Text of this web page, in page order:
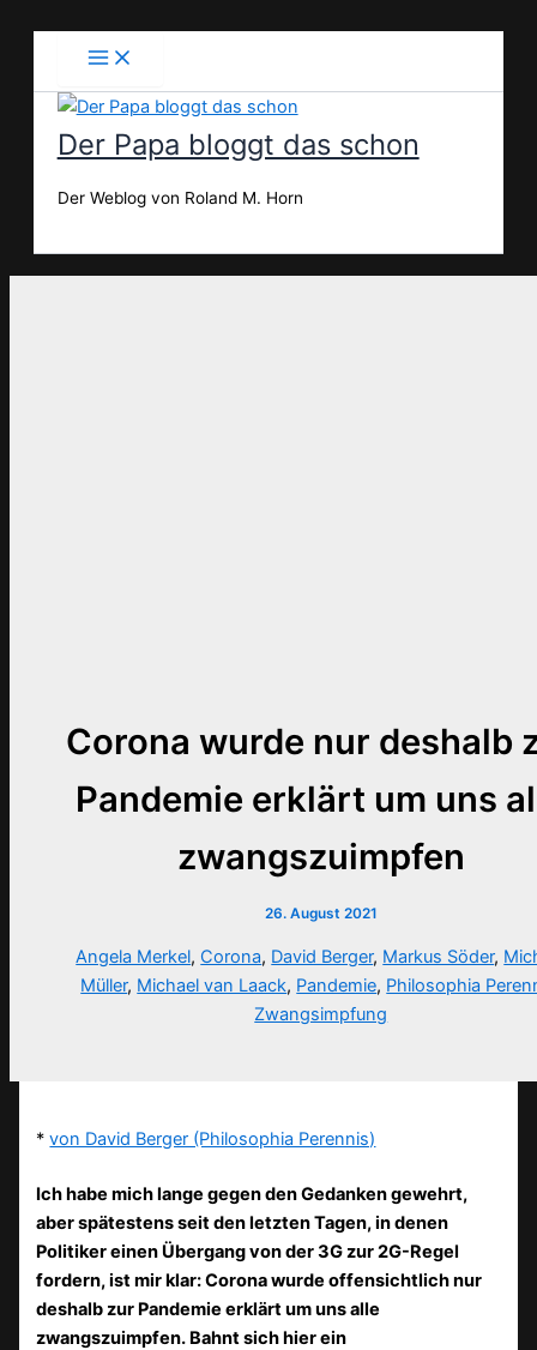
Der Papa bloggt das schon
Der Weblog von Roland M. Horn
Corona wurde nur deshalb
Pandemie erklärt um uns
zwangszuimpfen
26. August 2021
Angela Merkel, Corona, David Berger, Markus Söder,
Müller, Michael van Laack, Pandemie, Philosophia
Zwangsimpfung
*von David Berger (Philosophia Perennis)
Ich habe mich lange gegen den Gedanken gewehrt,
aber spätestens seit den letzten Tagen, in denen
Politiker einen Übergang von der 3G zur 2G-Regel
fordern, ist mir klar: Corona wurde offensichtlich nur
deshalb zur Pandemie erklärt um uns alle
zwangszuimpfen. Bahnt sich hier ein